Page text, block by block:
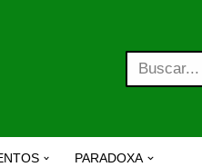
PARADOXA